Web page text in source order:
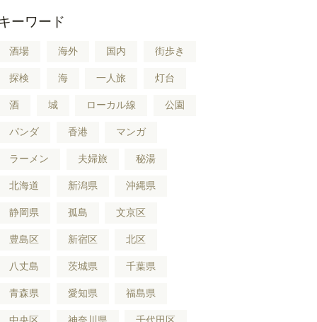
ーワード
酒場 海外 国内 街歩き
探検 海 一人旅 灯台
酒 城 ローカル線 公園
パンダ 香港 マンガ
ラーメン 夫婦旅 秘湯
北海道 新潟県 沖縄県
静岡県 孤島 文京区
豊島区 新宿区 北区
八丈島 茨城県 千葉県
青森県 愛知県 福島県